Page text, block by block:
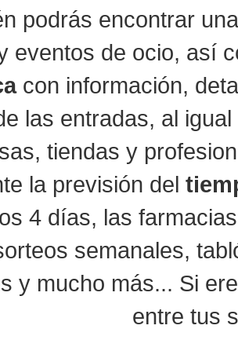
podrás encontrar
eventos de ocio, así
con información,
las entradas, al
tiendas y
la previsión del
4 días, las
semanales,
y mucho más... Si
entre tus